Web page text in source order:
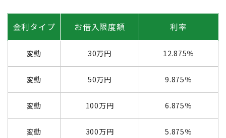
金利タイプ お借入限度額 利率
変動 30万円 12.875％
変動 50万円 9.875％
変動 100万円 6.875％
変動 300万円 5.875％